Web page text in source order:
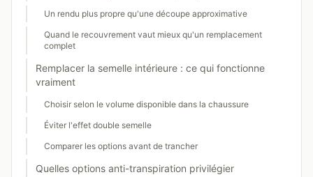
Un rendu plus propre qu'une découpe approximative
Quand le recouvrement vaut mieux qu'un remplacement
complet
Remplacer la semelle intérieure : ce qui fonctionne
vraiment
Choisir selon le volume disponible dans la chaussure
Éviter l'effet double semelle
Comparer les options avant de trancher
Quelles options anti-transpiration privilégier